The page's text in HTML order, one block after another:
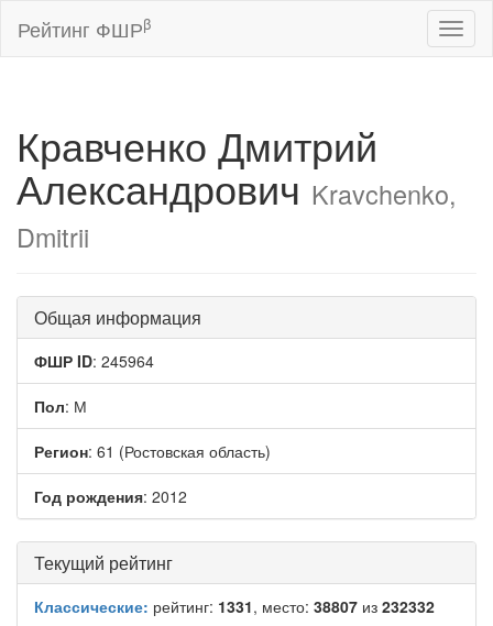
Рейтинг ФШРβ
Кравченко Дмитрий
Александрович Kravchenko,
Dmitrii
Общая информация
ФШР ID: 245964
Пол: М
Регион: 61 (Ростовская область)
Год рождения: 2012
Текущий рейтинг
Классические: рейтинг: 1331, место: 38807 из 232332